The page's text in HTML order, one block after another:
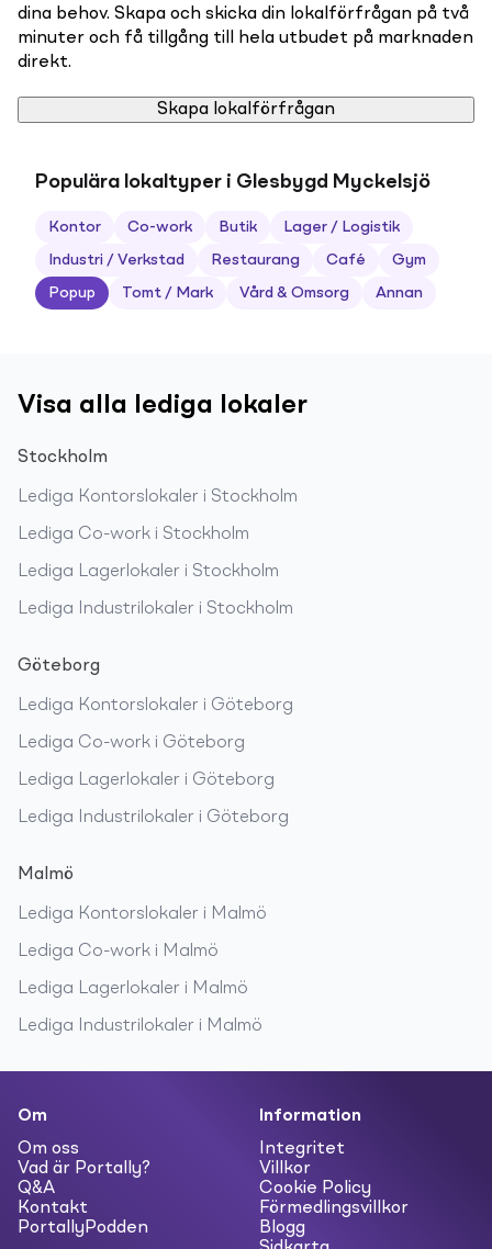
dina behov. Skapa och skicka din lokalförfrågan på två
minuter och få tillgång till hela utbudet på marknaden
direkt.
Skapa lokalförfrågan
Populära lokaltyper i Glesbygd Myckelsjö
Kontor Co-work Butik Lager / Logistik
Industri / Verkstad Restaurang Café Gym
Popup Tomt / Mark Vård & Omsorg Annan
Visa alla lediga lokaler
Stockholm
Lediga Kontorslokaler i Stockholm
Lediga Co-work i Stockholm
Lediga Lagerlokaler i Stockholm
Lediga Industrilokaler i Stockholm
Göteborg
Lediga Kontorslokaler i Göteborg
Lediga Co-work i Göteborg
Lediga Lagerlokaler i Göteborg
Lediga Industrilokaler i Göteborg
Malmö
Lediga Kontorslokaler i Malmö
Lediga Co-work i Malmö
Lediga Lagerlokaler i Malmö
Lediga Industrilokaler i Malmö
Om
Om oss
Vad är Portally?
Q&A
Kontakt
PortallyPodden
Information
Integritet
Villkor
Cookie Policy
Förmedlingsvillkor
Blogg